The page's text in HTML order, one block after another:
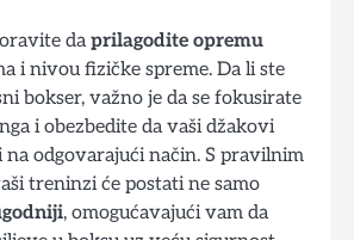
daprilagodite opremu
i nivou fizičke spreme. Da li ste
bokser, važno je da se fokusirate
i obezbedite da vaši džakovi
odgovarajući način. S pravilnim
treninzi će postati ne samo
, omogućavajući vam da